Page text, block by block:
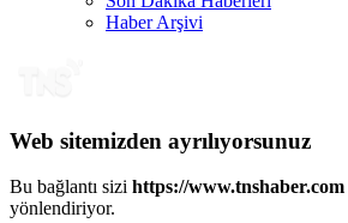
Haber Arşivi
Web sitemizden ayrılıyorsunuz
Bu bağlantı sizi https://www.tnshaber.com
yönlendiriyor.